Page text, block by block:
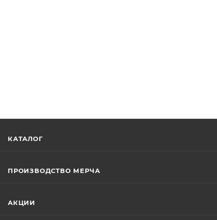
КАТАЛОГ
ПРОИЗВОДСТВО МЕРЧА
АКЦИИ